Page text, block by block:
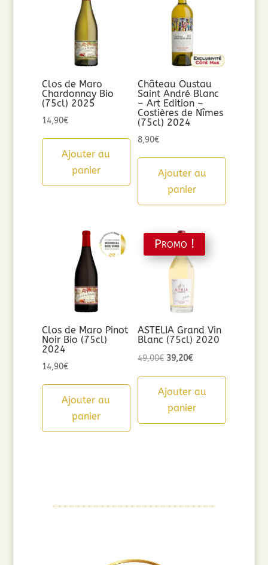
Clos de Maro
Chardonnay Bio
(75cl) 2025
14,90€
Ajouter au
panier
Château Oustau
Saint André Blanc
– Art Edition –
Costières de Nîmes
(75cl) 2024
8,90€
Ajouter au
panier
Clos de Maro Pinot
Noir Bio (75cl)
2024
14,90€
Ajouter au
panier
Promo !
ASTELIA Grand Vin
Blanc (75cl) 2020
49,00€ Le
initial
était :
39,20€Le
actuel
est :
Ajouter au
panier